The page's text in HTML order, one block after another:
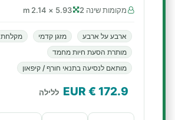
מקומות שינה 2 5.93 × 2.14 m
ארבע על ארבע מזגן קדמי מקלחת
מותרת הסעת חיות מחמד
מותאם לנסיעה בתנאי חורף / קיפאון
172.9
€ EUR ללילה